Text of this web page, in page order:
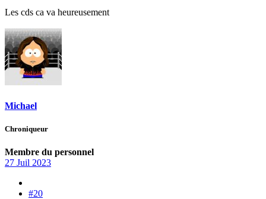
Les cds ca va heureusement
Michael
Chroniqueur
Membre du personnel
27 Juil 2023
#20